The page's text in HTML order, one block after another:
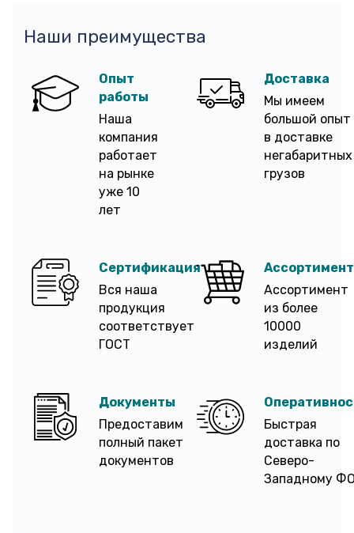
Наши преимущества
Опыт
работы
Наша
компания
работает
на рынке
уже 10
лет
Доставка
Мы имеем
большой опыт
в доставке
негабаритных
грузов
Сертификация
Вся наша
продукция
соответствует
ГОСТ
Ассортимент
Ассортимент
из более
10000
изделий
Документы
Предоставим
полный пакет
документов
Быстрая
доставка по
Северо-
Западному